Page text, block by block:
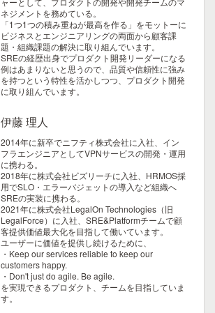
ネジメントを務めている。
「1つ1つの積み重ねが最高を作る」をモットーに
ビジネスとエンジニアリングの両面から顧客課
題・組織課題の解決に取り組んでいます。
SREの経歴出身でプロダクト開発リーダーになる
例はあまりないと思うので、品質や信頼性に強み
を持つという特性を活かしつつ、プロダクト開発
に取り組んでいます。
伊藤 理人
2014年に新卒でニフティ株式会社に入社、イン
フラエンジニアとしてVPNサービスの開発・運用
に携わる。
2018年に株式会社ビズリーチに入社、HRMOS採
用でSLO・エラーバジェットの導入など組織へ
SREの実装に携わる。
2021年に株式会社LegalOn Technologies（旧
LegalForce）に入社、SRE&Platformチームで顧
客提供価値最大化を目指して働いています。
ユーザーに価値を提供し続けるために、
・Keep our services reliable to keep our
customers happy.
・Don't just do agile. Be agile.
を実現できるプロダクト、チームを目指していま
す。